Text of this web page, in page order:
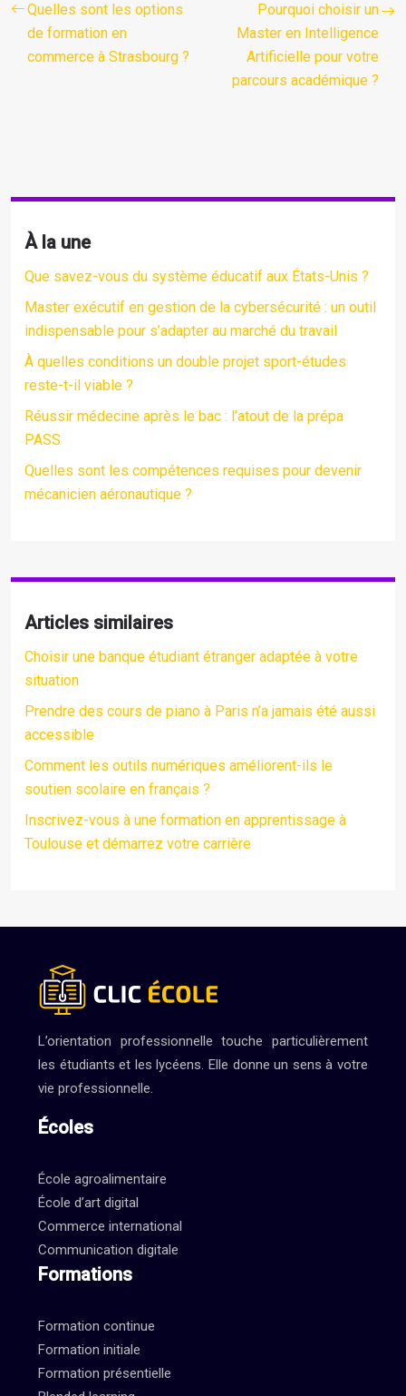
Quelles sont les options
de formation en
commerce à Strasbourg ?
Pourquoi choisir un
Master en Intelligence
Artificielle pour votre
parcours académique ?
À la une
Que savez-vous du système éducatif aux États-Unis ?
Master exécutif en gestion de la cybersécurité : un outil
indispensable pour s’adapter au marché du travail
À quelles conditions un double projet sport-études
reste-t-il viable ?
Réussir médecine après le bac : l’atout de la prépa
PASS
Quelles sont les compétences requises pour devenir
mécanicien aéronautique ?
Articles similaires
Choisir une banque étudiant étranger adaptée à votre
situation
Prendre des cours de piano à Paris n’a jamais été aussi
accessible
Comment les outils numériques améliorent-ils le
soutien scolaire en français ?
Inscrivez-vous à une formation en apprentissage à
Toulouse et démarrez votre carrière
L’orientation professionnelle touche particulièrement
les étudiants et les lycéens. Elle donne un sens à votre
vie professionnelle.
Écoles
École agroalimentaire
École d’art digital
Commerce international
Communication digitale
Formations
Formation continue
Formation initiale
Formation présentielle